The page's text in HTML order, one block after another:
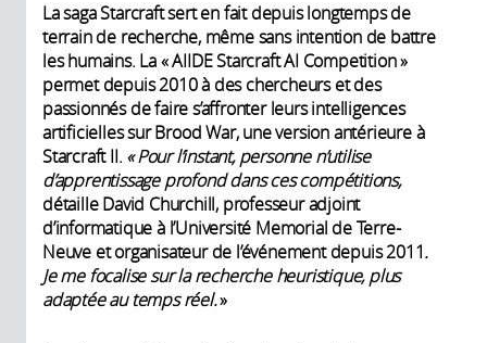
La saga Starcraft sert en fait depuis longtemps de
terrain de recherche, même sans intention de battre
les humains. La « AIIDE Starcraft AI Competition »
permet depuis 2010 à des chercheurs et des
passionnés de faire s’affronter leurs intelligences
artificielles sur Brood War, une version antérieure à
Starcraft II. « Pour l’instant, personne n’utilise
d’apprentissage profond dans ces compétitions,
détaille David Churchill, professeur adjoint
d’informatique à l’Université Memorial de Terre-
Neuve et organisateur de l’événement depuis 2011.
Je me focalise sur la recherche heuristique, plus
adaptée au temps réel.»